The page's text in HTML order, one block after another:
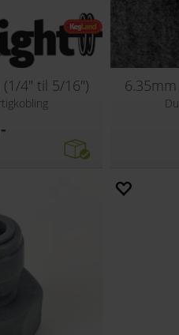
4" til 5/16")